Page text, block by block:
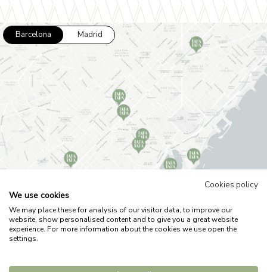
Barcelona Madrid
Avís legal Política de privacitat
Política de cookies
Cookies policy
We use cookies
We may place these for analysis of our visitor data, to improve our
website, show personalised content and to give you a great website
experience. For more information about the cookies we use open the
settings.